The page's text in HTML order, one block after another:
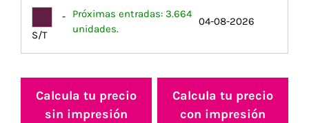
-
S/T
Próximas entradas: 3.664
unidades.
04-08-2026
Calcula tu precio
sin impresión
Calcula tu precio
con impresión